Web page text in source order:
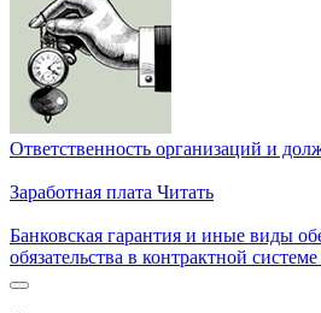
Ответственность организаций и
Заработная плата Читать
Банковская гарантия и иные виды
обязательства в контрактной